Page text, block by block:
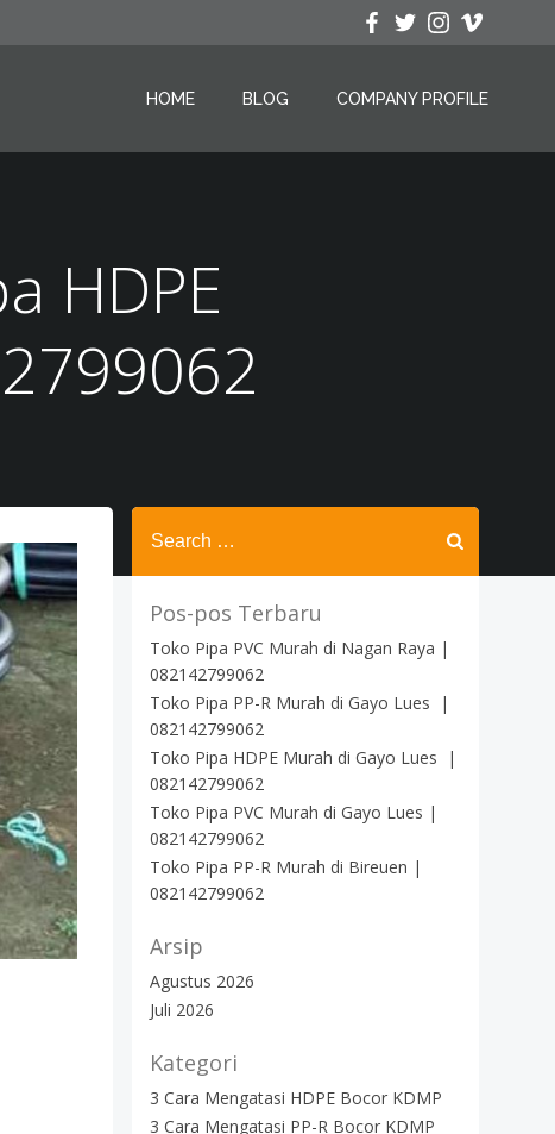
HOME BLOG COMPANY PROFILE
HDPE
Search
for:
Pos-pos Terbaru
Toko Pipa PVC Murah di Nagan Raya |
082142799062
Toko Pipa PP-R Murah di Gayo Lues |
082142799062
Toko Pipa HDPE Murah di Gayo Lues |
082142799062
Toko Pipa PVC Murah di Gayo Lues |
082142799062
Toko Pipa PP-R Murah di Bireuen |
082142799062
Arsip
Agustus 2026
Juli 2026
Kategori
3 Cara Mengatasi HDPE Bocor KDMP
3 Cara Mengatasi PP-R Bocor KDMP